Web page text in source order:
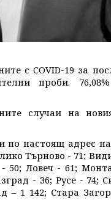
с COVID-19 за
проби.
случаи на
по настоящ адрес
Търново - 71;
50; Ловеч - 61;
- 36; Русе - 74;
– 1 142; Стара